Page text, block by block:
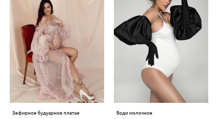
Зефирное будуарное платье
Боди молочное